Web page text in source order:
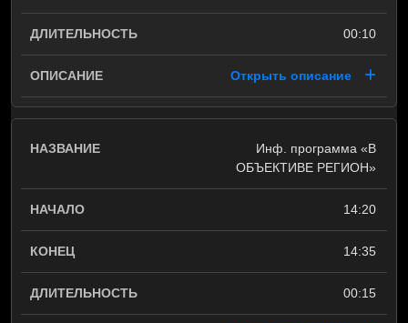
00:10
Открыть описание
Инф. программа «В
ОБЪЕКТИВЕ РЕГИОН»
14:20
14:35
00:15